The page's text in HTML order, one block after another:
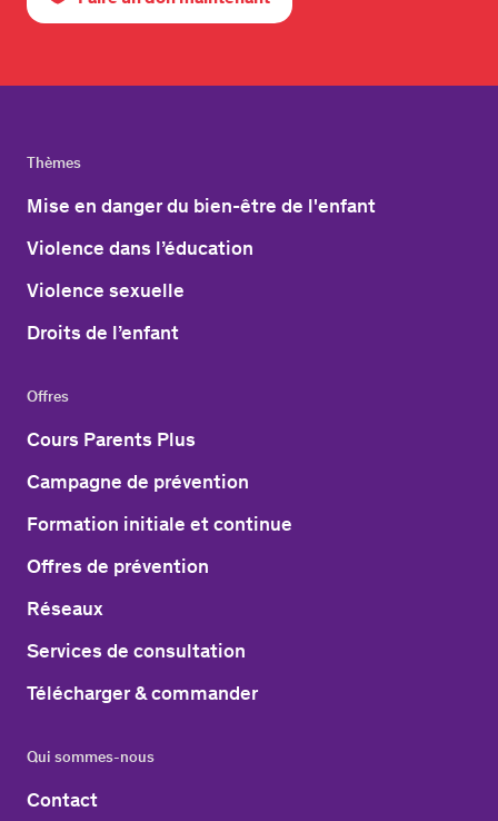
Thèmes
Mise en danger du bien-être de l'enfant
Violence dans l’éducation
Violence sexuelle
Droits de l’enfant
Offres
Cours Parents Plus
Campagne de prévention
Formation initiale et continue
Offres de prévention
Réseaux
Services de consultation
Télécharger & commander
Qui sommes-nous
Contact